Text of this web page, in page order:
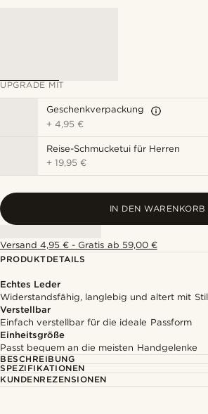
UPGRADE MIT
Geschenkverpackung
+4,95 €
Reise-Schmucketui für Herren
+19,95 €
IN DEN WARENKORB
Versand 4,95 € - Gratis ab 59,00 €
PRODUKTDETAILS
Echtes Leder
Widerstandsfähig, langlebig und altert mit Stil
Verstellbar
Einfach verstellbar für die ideale Passform
Einheitsgröße
Passt bequem an die meisten Handgelenke
BESCHREIBUNG
SPEZIFIKATIONEN
KUNDENREZENSIONEN